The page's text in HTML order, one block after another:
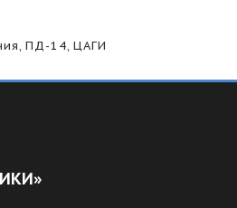
, ПД-14, ЦАГИ